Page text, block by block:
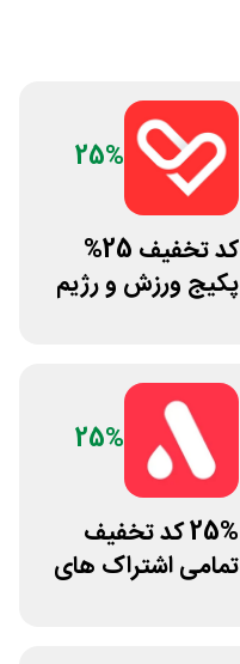
25%
کد تخفیف 25%
پکیج ورزش و رژیم
25%
25% کد تخفیف
تمامی اشتراک های